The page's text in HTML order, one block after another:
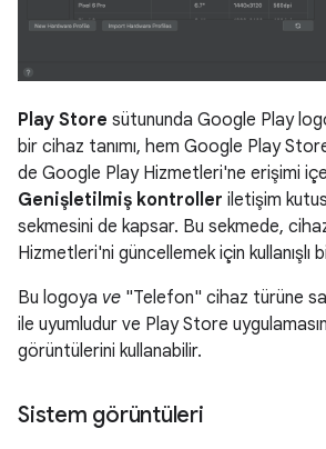
Play Store sütununda Google Play
bir cihaz tanımı, hem Google Play
de Google Play Hizmetleri'ne erişimi
Genişletilmiş kontroller iletişim
sekmesini de kapsar. Bu sekmede,
Hizmetleri'ni güncellemek için kullanışlı
Bu logoya ve "Telefon" cihaz türüne
ile uyumludur ve Play Store
görüntülerini kullanabilir.
Sistem görüntüleri